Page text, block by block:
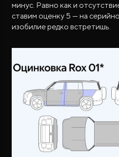
минус. Равно как и
ставим оценку 5 — на
изобилие редко встретишь.